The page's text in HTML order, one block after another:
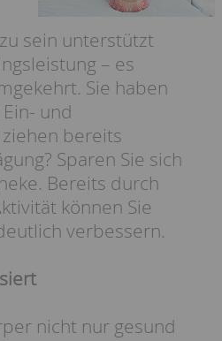
sein unterstützt
– es
Sie haben
und
bereits
Sparen Sie sich
Bereits durch
können Sie
verbessern.
nicht nur gesund